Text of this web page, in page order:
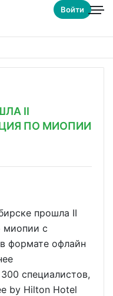
Войти
II
ПО МИОПИИ
прошла II
миопии с
формате офлайн
специалистов,
by Hilton Hotel